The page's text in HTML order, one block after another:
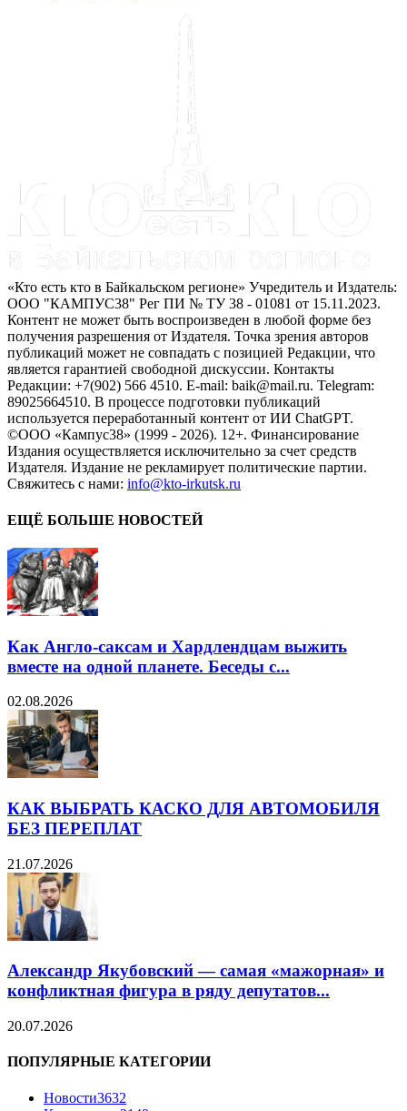
«Кто есть кто в Байкальском регионе» Учредитель и Издатель:
ООО "КАМПУС38" Рег ПИ № ТУ 38 - 01081 от 15.11.2023.
Контент не может быть воспроизведен в любой форме без
получения разрешения от Издателя. Точка зрения авторов
публикаций может не совпадать с позицией Редакции, что
является гарантией свободной дискуссии. Контакты
Редакции: +7(902) 566 4510. E-mail: baik@mail.ru. Telegram:
89025664510. В процессе подготовки публикаций
используется переработанный контент от ИИ ChatGPT.
©ООО «Кампус38» (1999 - 2026). 12+. Финансирование
Издания осуществляется исключительно за счет средств
Издателя. Издание не рекламирует политические партии.
Свяжитесь с нами: info@kto-irkutsk.ru
ЕЩЁ БОЛЬШЕ НОВОСТЕЙ
Как Англо-саксам и Хардлендцам выжить
вместе на одной планете. Беседы с...
02.08.2026
КАК ВЫБРАТЬ КАСКО ДЛЯ АВТОМОБИЛЯ
БЕЗ ПЕРЕПЛАТ
21.07.2026
Александр Якубовский — самая «мажорная» и
конфликтная фигура в ряду депутатов...
20.07.2026
ПОПУЛЯРНЫЕ КАТЕГОРИИ
Новости3632